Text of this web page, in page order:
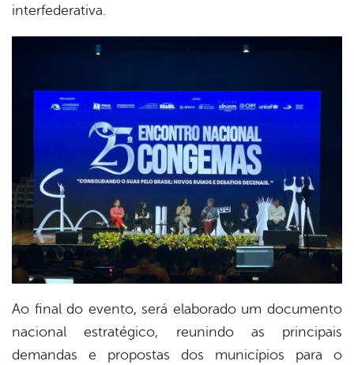
interfederativa.
Ao final do evento, será elaborado um documento
nacional estratégico, reunindo as principais
demandas e propostas dos municípios para o